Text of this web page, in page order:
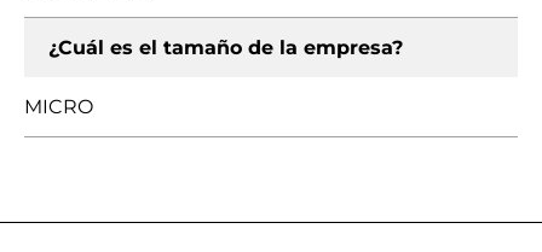
¿Cuál es el tamaño de la empresa?
MICRO